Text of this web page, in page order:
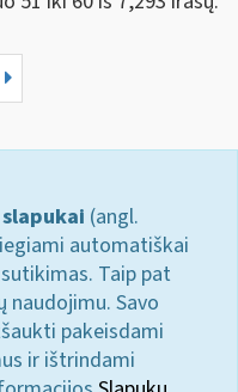
(angl.
automatiškai
Taip pat
Savo
pakeisdami
ir ištrindami